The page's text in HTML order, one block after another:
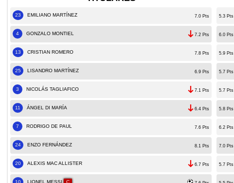
23 EMILIANO MARTÍNEZ 7.0 Pts
4 GONZALO MONTIEL 7.2 Pts
13 CRISTIAN ROMERO 7.8 Pts
25 LISANDRO MARTÍNEZ 6.9 Pts
3 NICOLÁS TAGLIAFICO 7.1 Pts
11 ÁNGEL DI MARÍA 6.4 Pts
7 RODRIGO DE PAUL 7.6 Pts
24 ENZO FERNÁNDEZ 8.1 Pts
20 ALEXIS MAC ALLISTER 6.7 Pts
10 LIONEL MESSI C
5.3 Pts
6.0 Pts
5.9 Pts
5.7 Pts
5.7 Pts
5.8 Pts
6.2 Pts
7.0 Pts
5.7 Pts